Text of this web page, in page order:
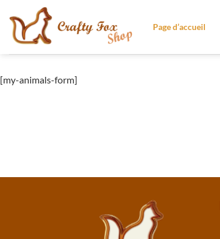
contenu
Page d’accueil
[my-animals-form]